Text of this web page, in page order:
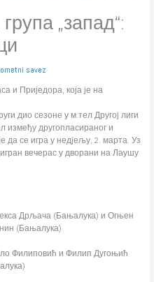
„запад“:
savez
и Приједора, која је на
дио сезоне у м:тел Другој лиги
између другопласираног и
да се игра у недјељу, 2. марта. Уз
вечерас у дворани на Лаушу
Дрљача (Бањалука) и Огњен
(Бањалука)
Филиповић и Филип Дугоњић